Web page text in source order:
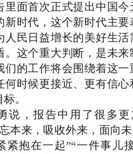
里面首次正式提出中国
新时代，这个新时代主
人民日益增长的美好生
。这个重大判断，是未
们的工作将会围绕着这
何时候更接近、更有信
。
，报告中用了很多更
本来，吸收外来，面向
紧抱在一起”“一件事儿